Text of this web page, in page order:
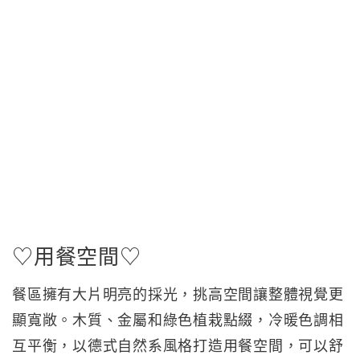
♡用餐空間♡
餐區擁有大片明亮的採光，挑高空間讓整體視覺更
顯寬敞。木質、金屬和綠色植栽點綴，冷暖色調相
互平衡，以德式自然系風格打造用餐空間，可以舒